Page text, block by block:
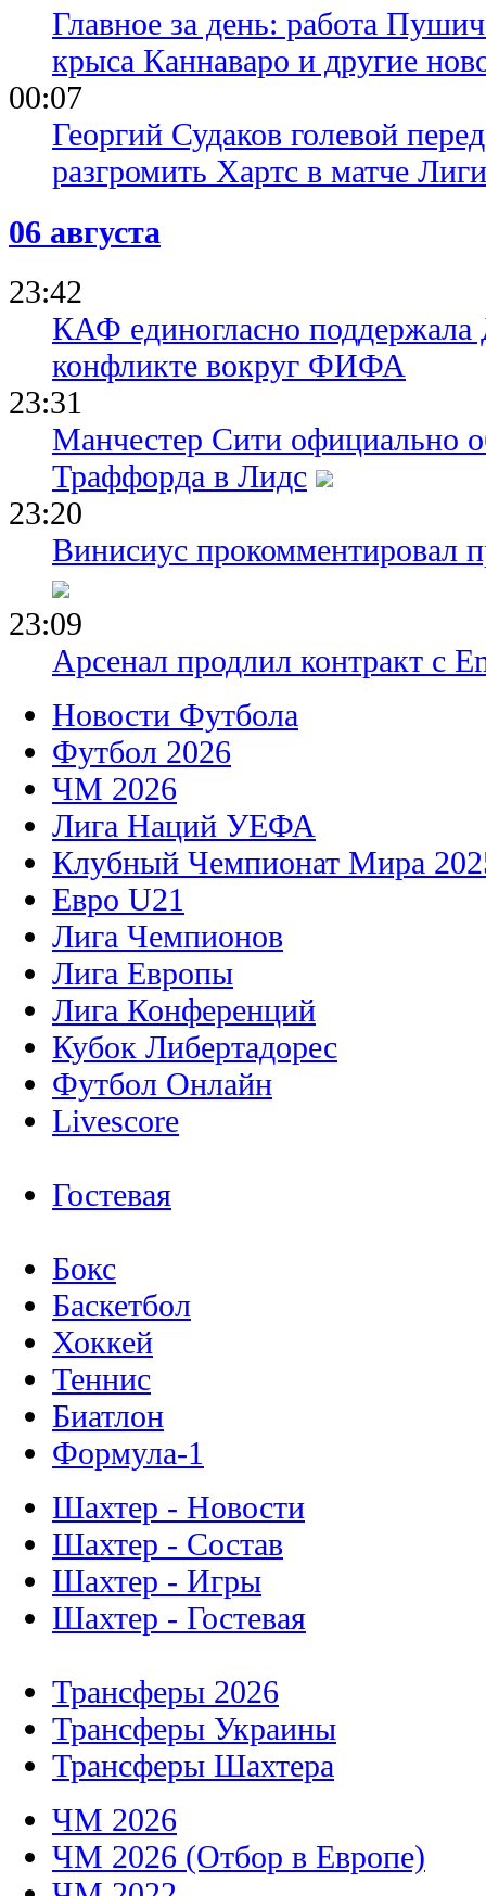
Главное за день: работа
крыса Каннаваро и другие
00:07
Георгий Судаков голевой
разгромить Хартс в матче
06 августа
23:42
КАФ единогласно
конфликте вокруг ФИФА
23:31
Манчестер Сити официально
Траффорда в Лидс
23:20
Винисиус прокомментировал
23:09
Арсенал продлил контракт с
Новости Футбола
Футбол 2026
ЧМ 2026
Лига Наций УЕФА
Клубный Чемпионат Мира
Евро U21
Лига Чемпионов
Лига Европы
Лига Конференций
Кубок Либертадорес
Футбол Онлайн
Livescore
Гостевая
Бокс
Баскетбол
Хоккей
Теннис
Биатлон
Формула-1
Шахтер - Новости
Шахтер - Состав
Шахтер - Игры
Шахтер - Гостевая
Трансферы 2026
Трансферы Украины
Трансферы Шахтера
ЧМ 2026
ЧМ 2026 (Отбор в Европе)